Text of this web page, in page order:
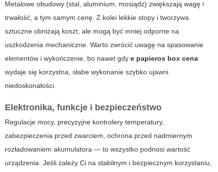
Metalowe obudowy (stal, aluminium, mosiądz) zwiększają wagę i
trwałość, a tym samym cenę. Z kolei lekkie stopy i tworzywa
sztuczne obniżają koszt, ale mogą być mniej odporne na
uszkodzenia mechaniczne. Warto zwrócić uwagę na spasowanie
elementów i wykończenie, bo nawet gdy e papieros box cena
wydaje się korzystna, słabe wykonanie szybko ujawni
niedoskonałości.
Elektronika, funkcje i bezpieczeństwo
Regulacje mocy, precyzyjne kontrolery temperatury,
zabezpieczenia przed zwarciem, ochrona przed nadmiernym
rozładowaniem akumulatora — to wszystko podnosi wartość
urządzenia. Jeśli zależy Ci na stabilnym i bezpiecznym korzystaniu,